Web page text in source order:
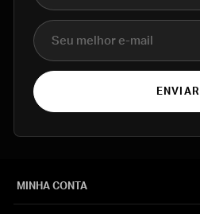
E-mail
ENVIAR
MINHA CONTA